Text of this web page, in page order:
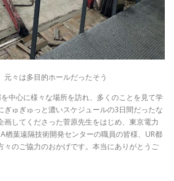
々は多目的ホールだったそう
中心に様々な場所を訪れ、多くのことを見て学
ぎゅぎゅっと濃いスケジュールの3日間だったな
画してくださった菅原先生をはじめ、東京電力
楢葉遠隔技術開発センターの職員の皆様、UR都
々のご協力のおかげです。本当にありがとうご